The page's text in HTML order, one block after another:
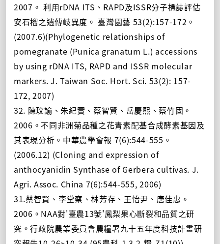
2007。 利用rDNA ITS、RAPD及ISSR分子標誌評估
安石榴之遺傳岐異度。 臺灣園藝 53(2):157-172。
(2007.6)(Phylogenetic relationships of
pomegranate (Punica granatum L.) accessions
by using rDNA ITS, RAPD and ISSR molecular
markers. J. Taiwan Soc. Hort. Sci. 53(2): 157-
172, 2007)
32. 陳玟諭、朱紀實、蔡智賢、岳慶熙、蔡竹固。
2006。不同非洲菊品種之花青素配基合成酵素基因及
其表現分析。中華農學會報 7(6):544-555。
(2006.12) (Cloning and expression of
anthocyanidin Synthase of Gerbera cultivas. J.
Agri. Assoc. China 7(6):544-555, 2006)
31.蔡智賢、李堂察、林芳存、王怡尹、唐佳惠。
2006。NAA對'臺農13號'鳳梨果心斷裂和品質之研
究。行政院農業委員會農糧署九十五年度科技計畫研